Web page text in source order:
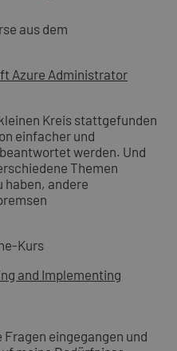
aus dem
Azure Administrator
Kreis stattgefunden
einfacher und
werden. Und
Themen
haben, andere
Kurs
and Implementing
eingegangen und